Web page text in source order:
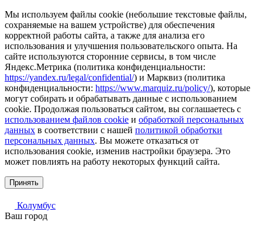
Мы используем файлы cookie (небольшие текстовые файлы,
сохраняемые на вашем устройстве) для обеспечения
корректной работы сайта, а также для анализа его
использования и улучшения пользовательского опыта. На
сайте используются сторонние сервисы, в том числе
Яндекс.Метрика (политика конфиденциальности:
https://yandex.ru/legal/confidential/) и Марквиз (политика
конфиденциальности: https://www.marquiz.ru/policy/), которые
могут собирать и обрабатывать данные с использованием
cookie. Продолжая пользоваться сайтом, вы соглашаетесь с
использованием файлов cookie и обработкой персональных
данных в соответствии с нашей политикой обработки
персональных данных. Вы можете отказаться от
использования cookie, изменив настройки браузера. Это
может повлиять на работу некоторых функций сайта.
Принять
Колумбус
Ваш город